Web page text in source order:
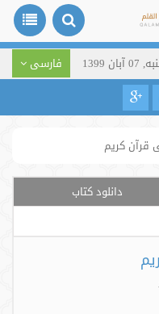
فارسی
قرآن کریم
دانلود کتاب